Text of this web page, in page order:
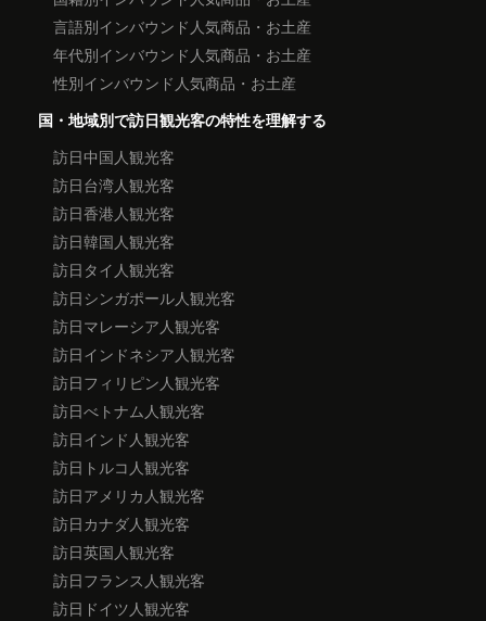
言語別インバウンド人気商品・お土産
年代別インバウンド人気商品・お土産
性別インバウンド人気商品・お土産
国・地域別で訪日観光客の特性を理解する
訪日中国人観光客
訪日台湾人観光客
訪日香港人観光客
訪日韓国人観光客
訪日タイ人観光客
訪日シンガポール人観光客
訪日マレーシア人観光客
訪日インドネシア人観光客
訪日フィリピン人観光客
訪日べトナム人観光客
訪日インド人観光客
訪日トルコ人観光客
訪日アメリカ人観光客
訪日カナダ人観光客
訪日英国人観光客
訪日フランス人観光客
訪日ドイツ人観光客